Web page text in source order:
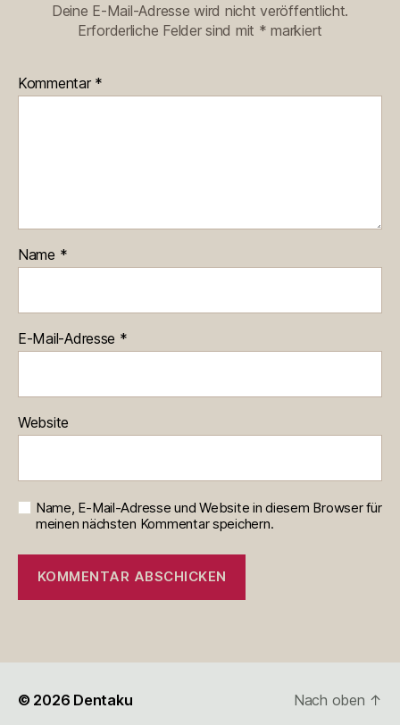
Deine E-Mail-Adresse wird nicht veröffentlicht.
Erforderliche Felder sind mit * markiert
Kommentar *
Name *
E-Mail-Adresse *
Website
Name, E-Mail-Adresse und Website in diesem Browser für
meinen nächsten Kommentar speichern.
© 2026 Dentaku Nach oben ↑